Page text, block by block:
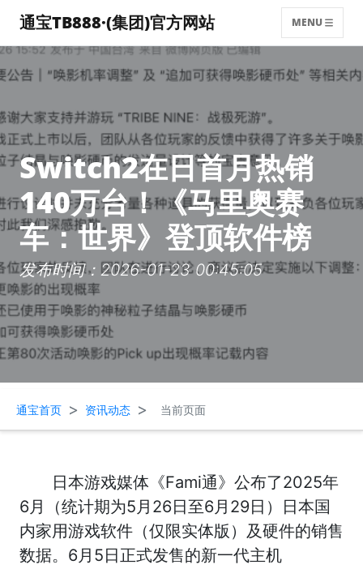
通宝TB888·(集团)官方网站 MENU
Switch2在日首月热销
140万台！《马里奥赛
车：世界》登顶软件榜
发布时间：2026-01-23 00:45:05
通宝首页 > 资讯动态 > 当前页面
日本游戏媒体《Fami通》公布了2025年
6月（统计期为5月26日至6月29日）日本国
内家用游戏软件（仅限实体版）及硬件的销售
数据。6月5日正式发售的新一代主机